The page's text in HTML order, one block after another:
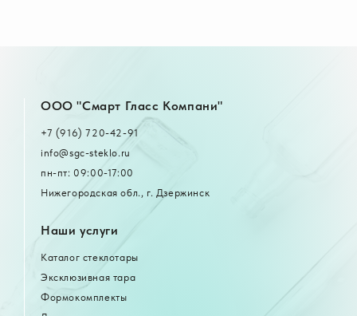
OOO "Смарт Гласс Компани"
+7 (916) 720-42-91
info@sgc-steklo.ru
пн-пт: 09:00-17:00
Нижегородская обл., г. Дзержинск
Наши услуги
Каталог стеклотары
Эксклюзивная тара
Формокомплекты